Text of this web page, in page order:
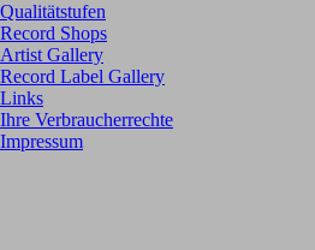
Qualitätstufen
Record Shops
Artist Gallery
Record Label Gallery
Links
Ihre Verbraucherrechte
Impressum